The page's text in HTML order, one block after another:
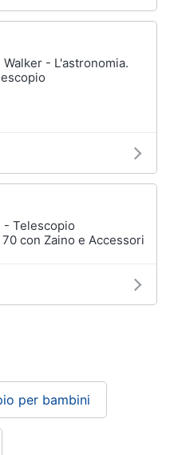
Walker - L'astronomia.
- Telescopio
con Zaino e Accessori
per bambini